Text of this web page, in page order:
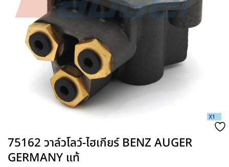
75162 วาล์วโลว์-ไฮเกียร์ BENZ AUGER
GERMANY แท้